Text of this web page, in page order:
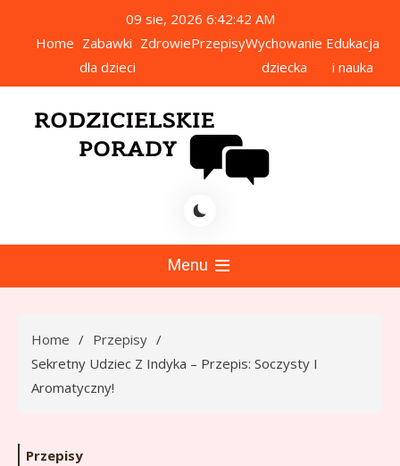
09 sie, 2026 6:42:43 AM
Home Zabawki
dla dzieci
ZdrowiePrzepisyWychowanie
dziecka
Edukacja
i nauka
Porady
Menu
Home
Przepisy
Sekretny Udziec Z Indyka – Przepis: Soczysty I
Aromatyczny!
Przepisy